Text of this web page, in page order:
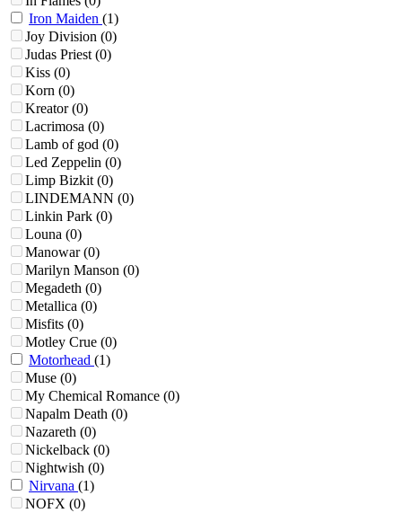
Iron Maiden (1)
Joy Division (0)
Judas Priest (0)
Kiss (0)
Korn (0)
Kreator (0)
Lacrimosa (0)
Lamb of god (0)
Led Zeppelin (0)
Limp Bizkit (0)
LINDEMANN (0)
Linkin Park (0)
Louna (0)
Manowar (0)
Marilyn Manson (0)
Megadeth (0)
Metallica (0)
Misfits (0)
Motley Crue (0)
Motorhead (1)
Muse (0)
My Chemical Romance (0)
Napalm Death (0)
Nazareth (0)
Nickelback (0)
Nightwish (0)
Nirvana (1)
NOFX (0)